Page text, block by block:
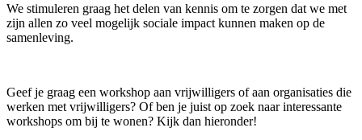
We stimuleren graag het delen van kennis om te zorgen dat we met
zijn allen zo veel mogelijk sociale impact kunnen maken op de
samenleving.
Geef je graag een workshop aan vrijwilligers of aan organisaties die
werken met vrijwilligers? Of ben je juist op zoek naar interessante
workshops om bij te wonen? Kijk dan hieronder!